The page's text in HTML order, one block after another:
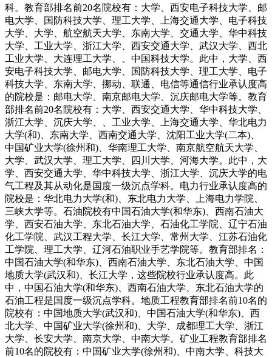
科。教育部排名前20名院校有：大学、西安电子科技大学、邮
电大学、国防科技大学、理工大学、上海交通大学、电子科技
大学、大学、航空航天大学、东南大学、交通大学、华中科技
大学、工业大学、浙江大学、西安交通大学、武汉大学、西北
工业大学、大连理工大学、、中国科技大学。此中，大学、西
安电子科技大学、邮电大学、国防科技大学、理工大学、电子
科技大学、东南大学、挪动、联通、电信等通信行业承认度高
的院校是：邮电大学、南京邮电大学、沉庆邮电大学等。教育
部排名前20名院校有：大学、西安交通大学、华中科技大学、
浙江大学、沉庆大学、、工业大学、上海交通大学、华北电力
大学(和)、东南大学、西南交通大学、沈阳工业大学(二本)、
中国矿业大学(徐州和)、华南理工大学、南京航空航天大学、
大学、武汉大学、理工大学、四川大学、河海大学。此中，大
学、西安交通大学、华中科技大学、浙江大学、沉庆大学的电
气工程及其从动化是国度一级沉点学科。电力行业承认度高的
院校是：华北电力大学(和)、东北电力大学、上海电力学院、
三峡大学等。石油院校有中国石油大学(和华东)、西南石油大
学、西安石油大学、东北石油大学、石油化工学院、辽宁石油
化工学院、武汉工程大学、长江大学、常州大学、江苏石油化
工学院、理工大学、辽河石油职业手艺学院等。教育部排名：
中国石油大学(和华东)、西南石油大学、东北石油大学、中国
地质大学(武汉和)、长江大学，这些院校行业承认度高。此
中，中国石油大学(和华东)、西南石油大学、东北石油大学的
石油工程是国度一级沉点学科。地质工程教育部排名前10名的
院校有：中国地质大学(武汉和)、中国石油大学(和华东)、西
北大学、中国矿业大学(徐州和)、大学、成都理工大学、浙江
大学、长安大学、南京大学、中南大学。矿业工程教育部排名
前10名的院校有：中国矿业大学(徐州和)、中南大学、科技大